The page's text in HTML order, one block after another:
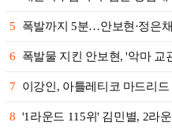
5 폭발까지 5분…안보현·정은
6 폭발물 지킨 안보현, '악마
7 이강인, 아틀레티코 마드리
8 '1라운드 115위' 김민별, 2라